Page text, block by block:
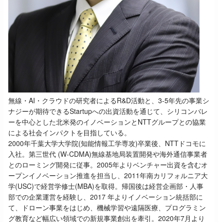
無線・AI・クラウドの研究者によるR&D活動と、3-5年先の事業シ
ナジーが期待できるStartupへの出資活動を通じて、シリコンバレ
ーを中心とした北米発のイノベーションとNTTグループとの協業
による社会インパクトを目指している。
2000年千葉大学大学院(知能情報工学専攻)卒業後、NTTドコモに
入社。第三世代 (W-CDMA)無線基地局装置開発や海外通信事業者
とのローミング開発に従事。2005年よりベンチャー出資を含むオ
ープンイノベーション推進を担当し、2011年南カリフォルニア大
学(USC)で経営学修士(MBA)を取得。帰国後は経営企画部・人事
部での企業運営を経験し、2017 年よりイノベーション統括部に
て、ドローン事業をはじめ、機械学習や遠隔医療、プログラミン
グ教育など幅広い領域での新規事業創出を牽引。2020年7月より